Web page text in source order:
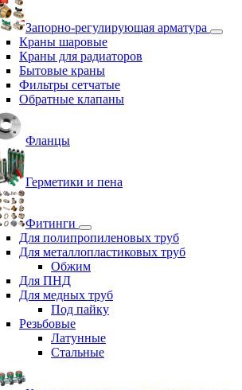
Запорно-регулирующая арматура
Краны шаровые
Краны для радиаторов
Бытовые краны
Фильтры сетчатые
Обратные клапаны
Фланцы
Герметики и пена
Фитинги
Для полипропиленовых труб
Для металлопластиковых труб
Обжим
Для ПНД
Для медных труб
Под пайку
Резьбовые
Латунные
Cтальные